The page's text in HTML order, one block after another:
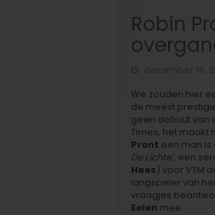
Robin
We zouden hier
de meest
geen debuut van
Times, het maakt
Pront een man is
De Lichte’, een
Hees) voor VTM
langspeler van
vraagjes
Eelen mee.